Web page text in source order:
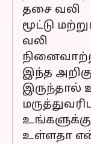
தசை வலி
மூட்டு
வலி
இந்த
இருந்தால்
உள்ளதா